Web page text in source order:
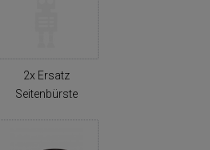
2x Ersatz
Seitenbürste